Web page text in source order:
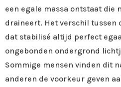
een egale massa ontstaat die
draineert. Het verschil tussen
dat stabilisé altijd perfect
ongebonden ondergrond
Sommige mensen vinden dit
anderen de voorkeur geven